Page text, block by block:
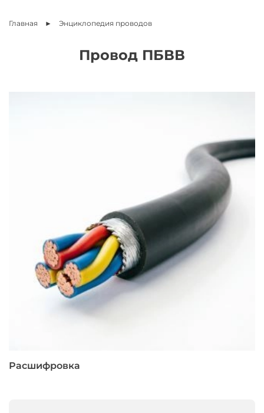
Главная Энциклопедия проводов
Провод ПБВВ
Расшифровка